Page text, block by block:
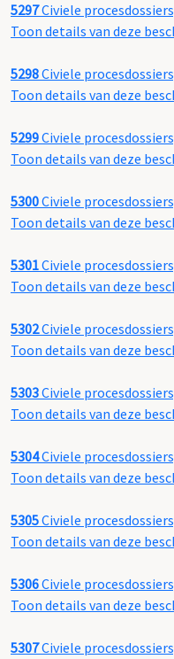
5297Civiele
Toon details van deze
5298Civiele
Toon details van deze
5299Civiele
Toon details van deze
5300Civiele
Toon details van deze
5301Civiele
Toon details van deze
5302Civiele
Toon details van deze
5303Civiele
Toon details van deze
5304Civiele
Toon details van deze
5305Civiele
Toon details van deze
5306Civiele
Toon details van deze
5307Civiele